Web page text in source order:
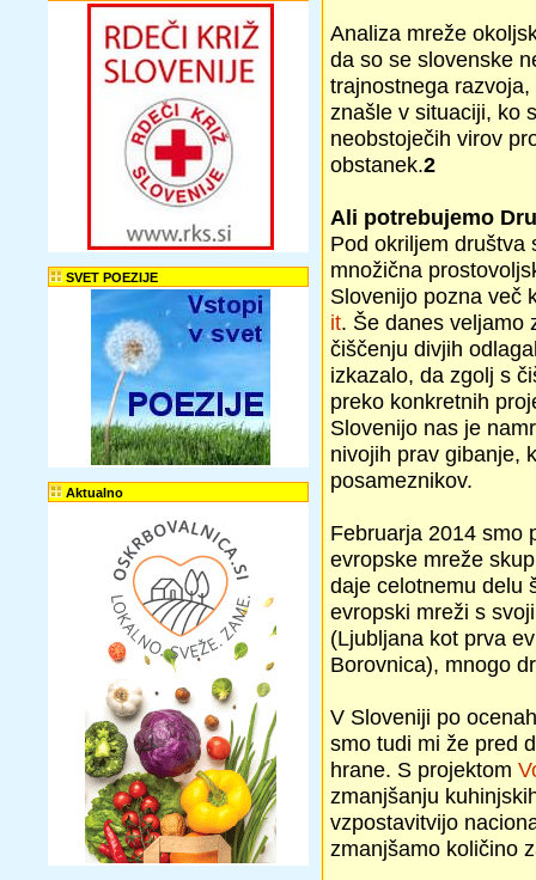
SVET POEZIJE
Aktualno
Analiza mreže
da so se slovenske
trajnostnega
znašle v situaciji, ko
neobstoječih virov
obstanek.2
Ali potrebujemo
Pod okriljem društva
množična
Slovenijo pozna več
it. Še danes veljamo
čiščenju divjih
izkazalo, da zgolj s
preko konkretnih
Slovenijo nas je
nivojih prav gibanje,
posameznikov.
Februarja 2014 smo
evropske mreže
daje celotnemu delu
evropski mreži s
(Ljubljana kot prva
Borovnica), mnogo
V Sloveniji po
smo tudi mi že pred
hrane. S projektom
zmanjšanju
vzpostavitvijo
zmanjšamo količino